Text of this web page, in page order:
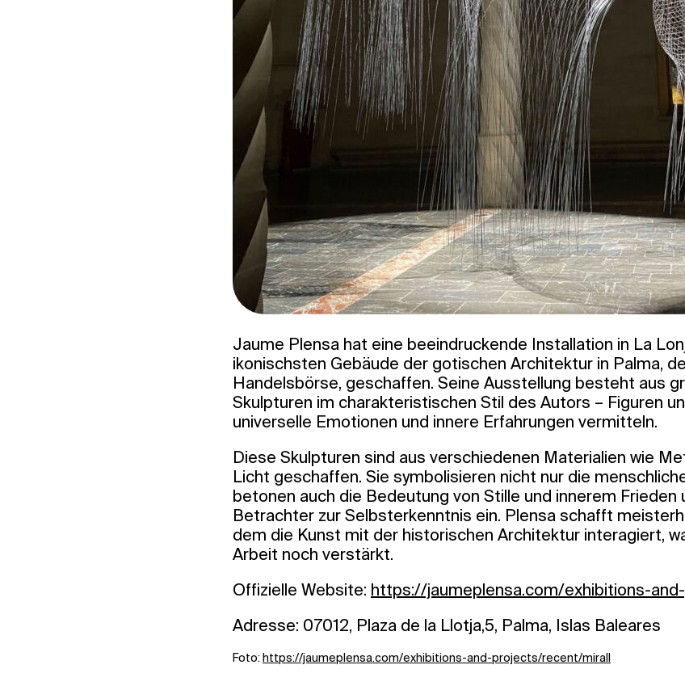
Jaume Plensa hat eine beeindruckende Installation in La
ikonischsten Gebäude der gotischen Architektur in Palma,
Handelsbörse, geschaffen. Seine Ausstellung besteht aus
Skulpturen im charakteristischen Stil des Autors – Figuren
universelle Emotionen und innere Erfahrungen vermitteln.
Diese Skulpturen sind aus verschiedenen Materialien wie
Licht geschaffen. Sie symbolisieren nicht nur die
betonen auch die Bedeutung von Stille und innerem Frieden
Betrachter zur Selbsterkenntnis ein. Plensa schafft
dem die Kunst mit der historischen Architektur interagiert,
Arbeit noch verstärkt.
Offizielle Website: https://jaumeplensa.com/exhibitions-
Adresse: 07012, Plaza de la Llotja,5, Palma, Islas Baleares
Foto: https://jaumeplensa.com/exhibitions-and-projects/recent/mirall